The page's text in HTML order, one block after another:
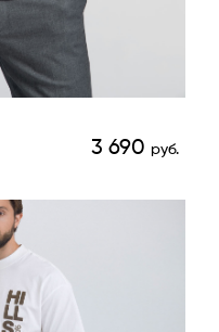
3 690 руб.